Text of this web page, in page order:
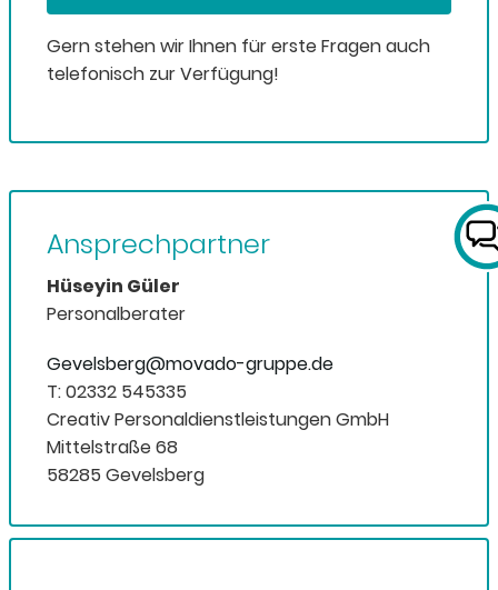
Gern stehen wir Ihnen für erste Fragen auch
telefonisch zur Verfügung!
Ansprechpartner
Hüseyin Güler
Personalberater
Gevelsberg@movado-gruppe.de
T: 02332 545335
Creativ Personaldienstleistungen GmbH
Mittelstraße 68
58285 Gevelsberg